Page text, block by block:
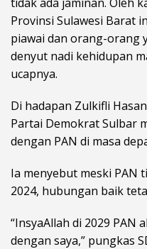
Provinsi Sulawesi Barat
piawai dan orang-orang
denyut nadi kehidupan
ucapnya.
Di hadapan Zulkifli
Partai Demokrat Sulbar
dengan PAN di masa
Ia menyebut meski PAN
2024, hubungan baik
“InsyaAllah di 2029 PAN
dengan saya,” pungkas